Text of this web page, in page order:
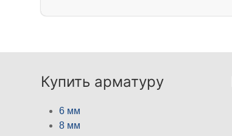
Купить арматуру
6 мм
8 мм